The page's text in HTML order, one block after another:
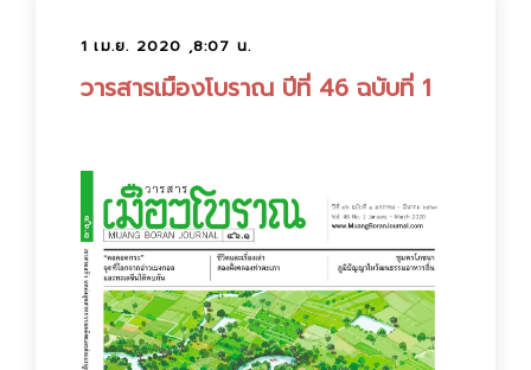
1 เม.ย. 2020 ,8:07 น.
วารสารเมืองโบราณ ปีที่ 46 ฉบับที่ 1